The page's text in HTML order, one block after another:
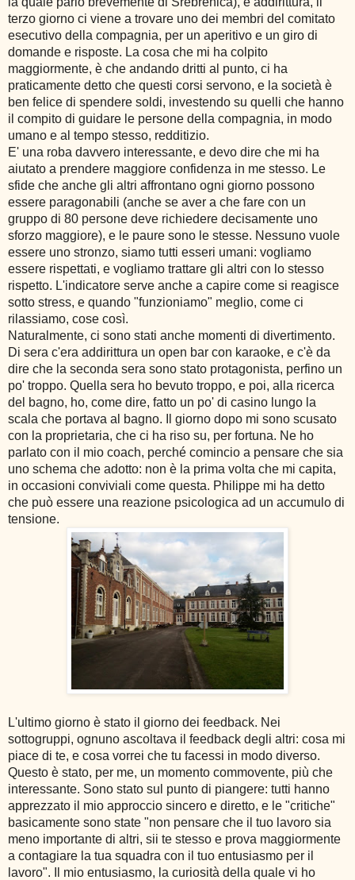
terzo giorno ci viene a trovare uno dei membri del comitato
esecutivo della compagnia, per un aperitivo e un giro di
domande e risposte. La cosa che mi ha colpito
maggiormente, è che andando dritti al punto, ci ha
praticamente detto che questi corsi servono, e la società è
ben felice di spendere soldi, investendo su quelli che hanno
il compito di guidare le persone della compagnia, in modo
umano e al tempo stesso, redditizio.
E' una roba davvero interessante, e devo dire che mi ha
aiutato a prendere maggiore confidenza in me stesso. Le
sfide che anche gli altri affrontano ogni giorno possono
essere paragonabili (anche se aver a che fare con un
gruppo di 80 persone deve richiedere decisamente uno
sforzo maggiore), e le paure sono le stesse. Nessuno vuole
essere uno stronzo, siamo tutti esseri umani: vogliamo
essere rispettati, e vogliamo trattare gli altri con lo stesso
rispetto. L'indicatore serve anche a capire come si reagisce
sotto stress, e quando "funzioniamo" meglio, come ci
rilassiamo, cose così.
Naturalmente, ci sono stati anche momenti di divertimento.
Di sera c'era addirittura un open bar con karaoke, e c'è da
dire che la seconda sera sono stato protagonista, perfino un
po' troppo. Quella sera ho bevuto troppo, e poi, alla ricerca
del bagno, ho, come dire, fatto un po' di casino lungo la
scala che portava al bagno. Il giorno dopo mi sono scusato
con la proprietaria, che ci ha riso su, per fortuna. Ne ho
parlato con il mio coach, perché comincio a pensare che sia
uno schema che adotto: non è la prima volta che mi capita,
in occasioni conviviali come questa. Philippe mi ha detto
che può essere una reazione psicologica ad un accumulo di
tensione.
L'ultimo giorno è stato il giorno dei feedback. Nei
sottogruppi, ognuno ascoltava il feedback degli altri: cosa mi
piace di te, e cosa vorrei che tu facessi in modo diverso.
Questo è stato, per me, un momento commovente, più che
interessante. Sono stato sul punto di piangere: tutti hanno
apprezzato il mio approccio sincero e diretto, e le "critiche"
basicamente sono state "non pensare che il tuo lavoro sia
meno importante di altri, sii te stesso e prova maggiormente
a contagiare la tua squadra con il tuo entusiasmo per il
lavoro". Il mio entusiasmo, la curiosità della quale vi ho